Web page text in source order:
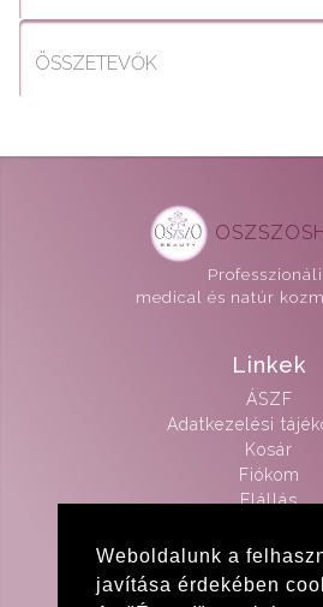
Weboldalunk a
javítása érdekében
ÖSSZETEVŐK
medical és natúr
Linkek
ÁSZF
Adatkezelési
Kosár
Fiókom
Elállás